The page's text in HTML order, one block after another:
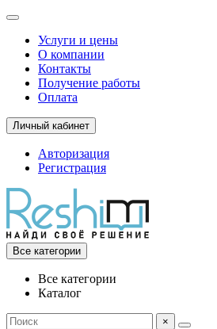
Услуги и цены
О компании
Контакты
Получение работы
Оплата
Личный кабинет
Авторизация
Регистрация
Все категории
Все категории
Каталог
×